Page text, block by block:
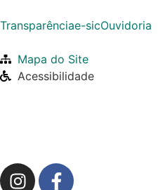
Transparênciae-sicOuvidoria
Mapa do Site
Acessibilidade